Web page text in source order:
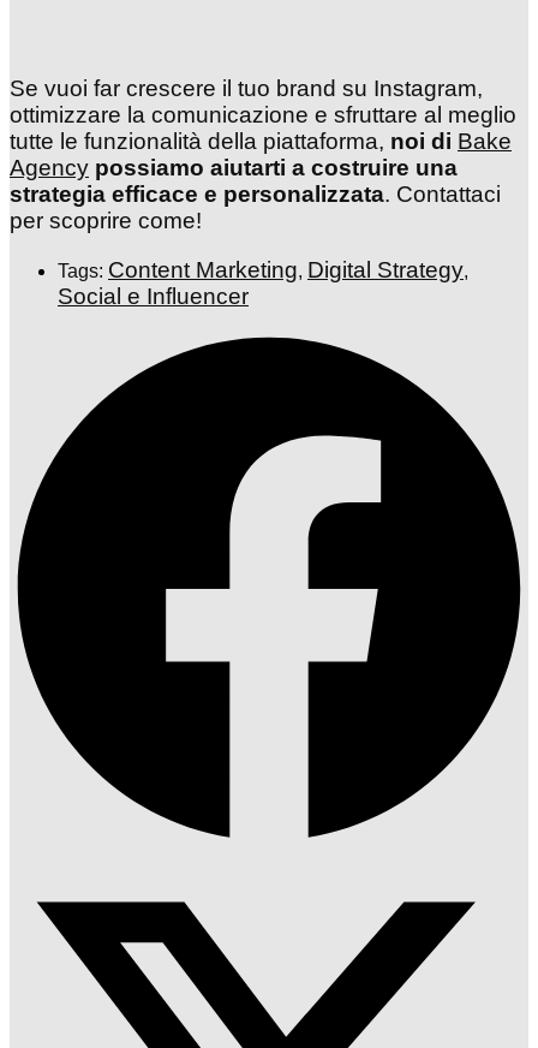
Se vuoi far crescere il tuo brand su Instagram,
ottimizzare la comunicazione e sfruttare al meglio
tutte le funzionalità della piattaforma, noi di Bake
Agency possiamo aiutarti a costruire una
strategia efficace e personalizzata. Contattaci
per scoprire come!
Tags: Content Marketing, Digital Strategy,
Social e Influencer